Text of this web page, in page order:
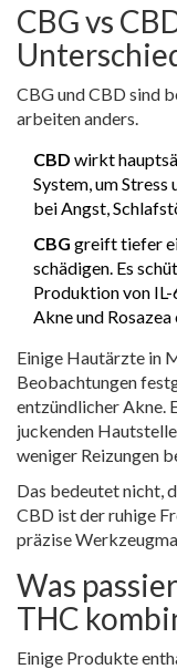
CBG vs
CBG und CBD sind
arbeiten anders.
CBD wirkt
System, um Stress
bei Angst,
CBG greift tiefer
schädigen. Es
Produktion von IL-
Akne und Rosazea
Einige Hautärzte in
Beobachtungen
entzündlicher Akne.
juckenden
weniger Reizungen
Das bedeutet nicht,
CBD ist der ruhige
präzise
Was
THC
Einige Produkte